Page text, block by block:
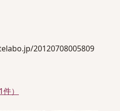
20120708005809
）